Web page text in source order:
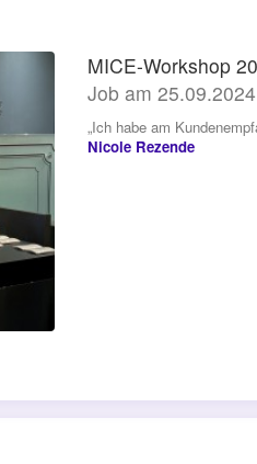
MICE-Workshop
Job am
„Ich habe am
Nicole Rezende